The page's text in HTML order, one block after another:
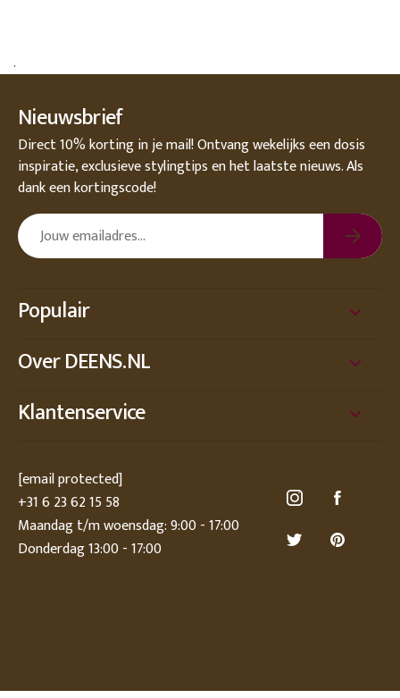
.
Nieuwsbrief
Direct 10% korting in je mail! Ontvang wekelijks een dosis
inspiratie, exclusieve stylingtips en het laatste nieuws. Als
dank een kortingscode!
Populair
Over DEENS.NL
Klantenservice
[email protected]
+31 6 23 62 15 58
Maandag t/m woensdag: 9:00 - 17:00
Donderdag 13:00 - 17:00